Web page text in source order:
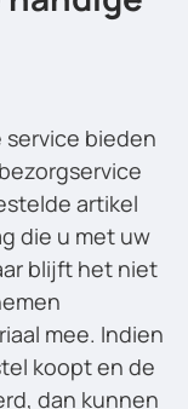
bieden
artikel
die u met uw
blijft het niet
mee. Indien
koopt en de
dan kunnen